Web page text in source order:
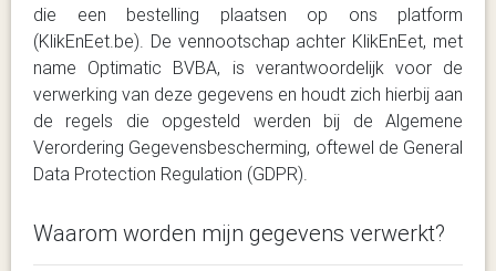
die een bestelling plaatsen op ons platform
(KlikEnEet.be). De vennootschap achter KlikEnEet, met
name Optimatic BVBA, is verantwoordelijk voor de
verwerking van deze gegevens en houdt zich hierbij aan
de regels die opgesteld werden bij de Algemene
Verordering Gegevensbescherming, oftewel de General
Data Protection Regulation (GDPR).
Waarom worden mijn gegevens verwerkt?